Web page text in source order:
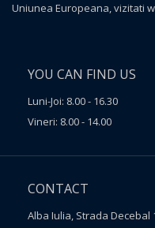
Uniunea Europeana, vizitati
YOU CAN FIND US
Luni-Joi: 8.00 - 16.30
Vineri: 8.00 - 14.00
CONTACT
Alba Iulia, Strada Decebal